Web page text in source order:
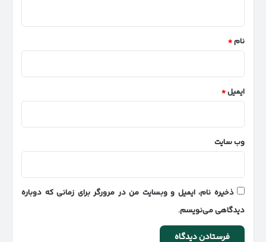
نام*
ایمیل*
وب‌ سایت
ذخیره نام، ایمیل و وبسایت من در مرورگر برای زمانی که دوباره
دیدگاهی می‌نویسم.